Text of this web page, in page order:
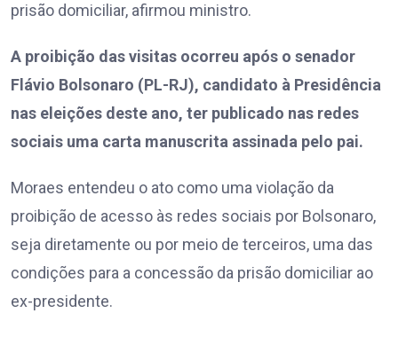
prisão domiciliar, afirmou ministro.
A proibição das visitas ocorreu após o senador
Flávio Bolsonaro (PL-RJ), candidato à Presidência
nas eleições deste ano, ter publicado nas redes
sociais uma carta manuscrita assinada pelo pai.
Moraes entendeu o ato como uma violação da
proibição de acesso às redes sociais por Bolsonaro,
seja diretamente ou por meio de terceiros, uma das
condições para a concessão da prisão domiciliar ao
ex-presidente.